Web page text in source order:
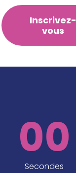
Inscrivez-
vous
00
Secondes